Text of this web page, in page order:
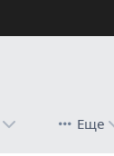
Еще